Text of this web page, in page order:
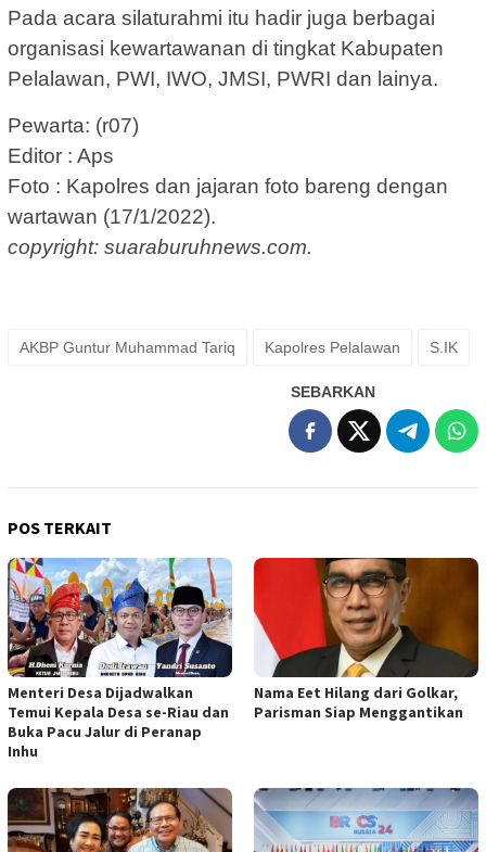
Pada acara silaturahmi itu hadir juga berbagai
organisasi kewartawanan di tingkat Kabupaten
Pelalawan, PWI, IWO, JMSI, PWRI dan lainya.
Pewarta: (r07)
Editor : Aps
Foto : Kapolres dan jajaran foto bareng dengan
wartawan (17/1/2022).
copyright: suaraburuhnews.com.
AKBP Guntur Muhammad Tariq Kapolres Pelalawan S.IK
SEBARKAN
POS TERKAIT
Menteri Desa Dijadwalkan
Temui Kepala Desa se-Riau dan
Buka Pacu Jalur di Peranap
Inhu
Nama Eet Hilang dari Golkar,
Parisman Siap Menggantikan